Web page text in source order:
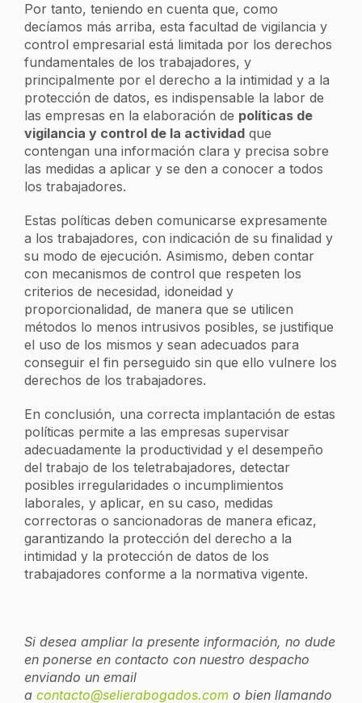
Por tanto, teniendo en cuenta que, como
decíamos más arriba, esta facultad de vigilancia y
control empresarial está limitada por los derechos
fundamentales de los trabajadores, y
principalmente por el derecho a la intimidad y a la
protección de datos, es indispensable la labor de
las empresas en la elaboración de políticas de
vigilancia y control de la actividad que
contengan una información clara y precisa sobre
las medidas a aplicar y se den a conocer a todos
los trabajadores.
Estas políticas deben comunicarse expresamente
a los trabajadores, con indicación de su finalidad y
su modo de ejecución. Asimismo, deben contar
con mecanismos de control que respeten los
criterios de necesidad, idoneidad y
proporcionalidad, de manera que se utilicen
métodos lo menos intrusivos posibles, se justifique
el uso de los mismos y sean adecuados para
conseguir el fin perseguido sin que ello vulnere los
derechos de los trabajadores.
En conclusión, una correcta implantación de estas
políticas permite a las empresas supervisar
adecuadamente la productividad y el desempeño
del trabajo de los teletrabajadores, detectar
posibles irregularidades o incumplimientos
laborales, y aplicar, en su caso, medidas
correctoras o sancionadoras de manera eficaz,
garantizando la protección del derecho a la
intimidad y la protección de datos de los
trabajadores conforme a la normativa vigente.
Si desea ampliar la presente información, no dude
en ponerse en contacto con nuestro despacho
enviando un email
a contacto@selierabogados.com o bien llamando